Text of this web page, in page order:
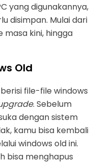
yang digunakannya,
disimpan. Mulai dari
kini, hingga
Old
file-file windows
. Sebelum
dengan sistem
kamu bisa kembali
windows old ini.
bisa menghapus